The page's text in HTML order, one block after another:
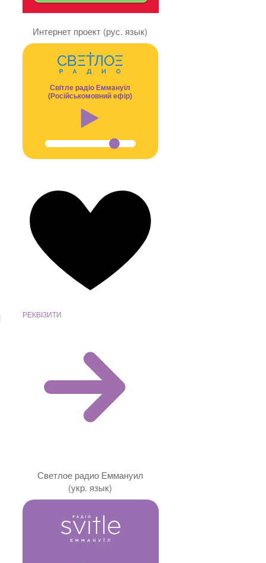
Интернет проект (рус. язык)
Світле радіо Еммануїл
(Російськомовний ефір)
РЕКВІЗИТИ
Светлое радио Еммануил
(укр. язык)